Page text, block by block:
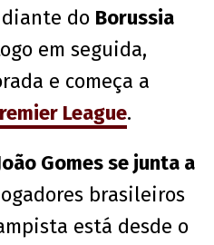
do Borussia
em seguida,
e começa a
League.
Gomes se junta a
brasileiros
está desde o